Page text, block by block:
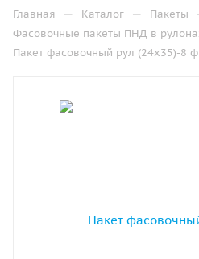
Главная — Каталог — Пакеты
Фасовочные пакеты ПНД в
Пакет фасовочный рул (24х35)-8